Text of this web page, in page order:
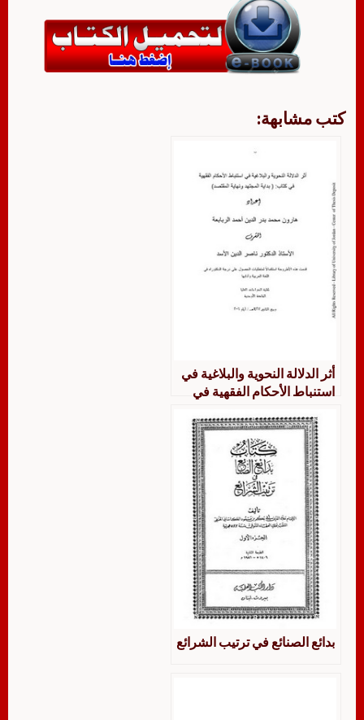
كتب مشابهة:
أثر الدلالة النحوية والبلاغية في
استنباط الأحكام الفقهية في
المقتصد
بدائع الصنائع في ترتيب الشرائع